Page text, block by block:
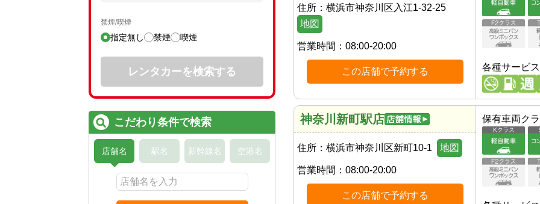
住所： 横浜市神奈川区入江1-32-25
地図
営業時間： 08:00-20:00
この店舗で予約する 各種サービス
神奈川新町駅店
住所： 横浜市神奈川区新町10-1 地図
営業時間： 08:00-20:00
この店舗で予約する
保有車両ク
禁煙/喫煙
指定無し 禁煙 喫煙
レンタカーを検索する
こだわり条件で検索
店舗名 駅名 新幹線名 空港名